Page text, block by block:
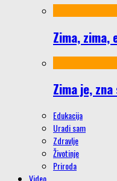
Zima, zima,
Zima je,
Edukacija
Uradi sam
Zdravlje
Životinje
Priroda
Video